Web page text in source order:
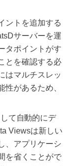
ントを追加する
サーバーを運
タポイントがす
とを確認する必
はマルチスレッ
性があるため、
て自動的にデ
Viewsは新しい
、アプリケーシ
を省くことがで